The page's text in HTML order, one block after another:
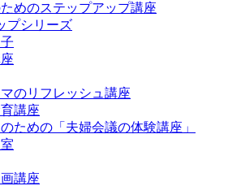
めのステップアップ講座
プシリーズ
のリフレッシュ講座
講座
ための「夫婦会議の体験講座」
講座